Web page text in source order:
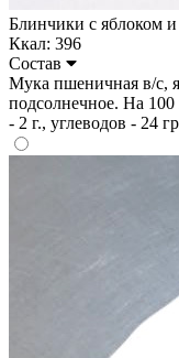
Блинчики с яблоком
Ккал: 396
Состав
Мука пшеничная в/с,
подсолнечное. На
- 2 г., углеводов - 24